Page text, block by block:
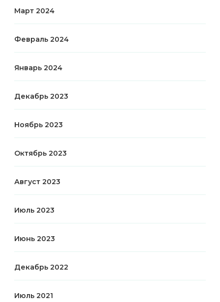
Март 2024
Февраль 2024
Январь 2024
Декабрь 2023
Ноябрь 2023
Октябрь 2023
Август 2023
Июль 2023
Июнь 2023
Декабрь 2022
Июль 2021